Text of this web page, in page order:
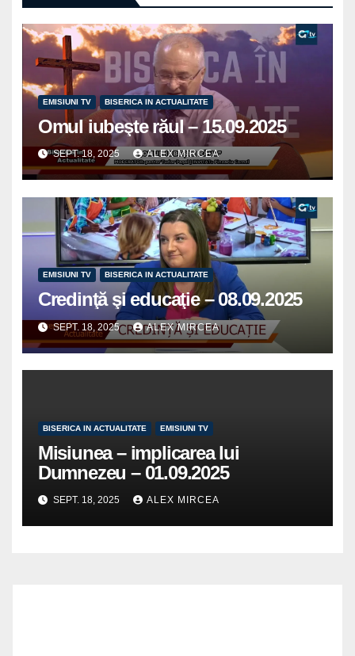
EMISIUNI TV BISERICA IN ACTUALITATE
Omul iubeşte răul – 15.09.2025
SEPT. 18, 2025 ALEX MIRCEA
EMISIUNI TV BISERICA IN ACTUALITATE
Credinţă şi educaţie – 08.09.2025
SEPT. 18, 2025 ALEX MIRCEA
BISERICA IN ACTUALITATE EMISIUNI TV
Misiunea – implicarea lui
Dumnezeu – 01.09.2025
SEPT. 18, 2025 ALEX MIRCEA